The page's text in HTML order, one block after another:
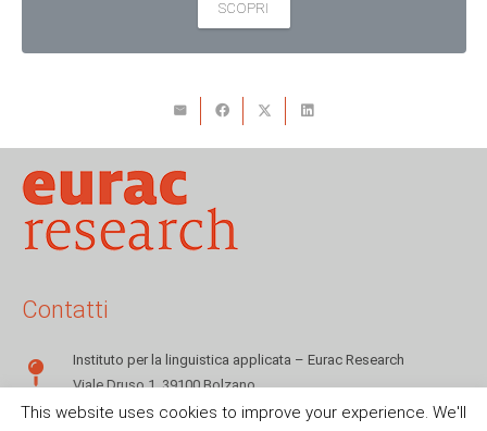
SCOPRI
Contatti
Instituto per la linguistica applicata – Eurac Research
Viale Druso 1, 39100 Bolzano
+39 0471 055142
This website uses cookies to improve your experience. We'll